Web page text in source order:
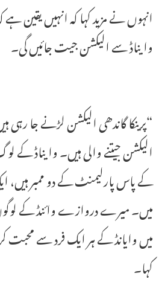
انہوں نے مزید کہا کہ انہیں یقین ہے
وایناڈ سے الیکشن جیت جائیں گی۔
“پرینکا گاندھی الیکشن لڑنے جا رہی
الیکشن جیتنے والی ہیں۔ وایناڈ
کے پاس پارلیمنٹ کے دو ممبر
میں۔ میرے دروازے وائنڈ کے
میں وایانڈ کے ہر ایک فرد سے محبت
کہا۔